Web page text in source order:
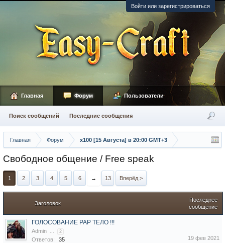
Войти или зарегистрироваться
Главная Форум х100 [15 Августа] в 20:00 GMT+3
Свободное общение / Free speak
1 2 3 4 5 6 → 13 Вперёд >
Заголовок
Последнее
сообщение
ГОЛОСОВАНИЕ РАР ТЕЛО !!!
Admin ... 2
Ответов: 35 19 фев 2021
Главная Форум
Поиск сообщений Последние сообщения
Пользователи